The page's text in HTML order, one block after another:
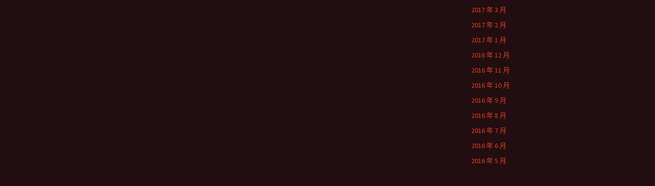
2017 年 3 月
2017 年 2 月
2017 年 1 月
2016 年 12 月
2016 年 11 月
2016 年 10 月
2016 年 9 月
2016 年 8 月
2016 年 7 月
2016 年 6 月
2016 年 5 月